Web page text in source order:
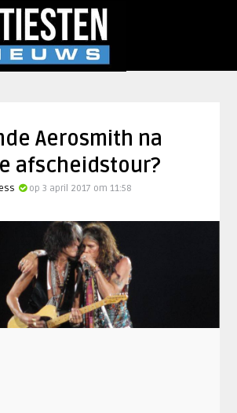
Aerosmith na
afscheidstour?
op 3 april 2017 om 11:58